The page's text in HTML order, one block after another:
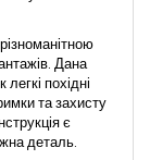
Дана
похідні
та захисту
є
деталь.